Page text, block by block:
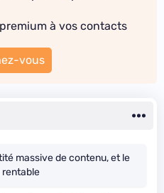
à vos contacts
vous
massive de contenu, et le
rentable